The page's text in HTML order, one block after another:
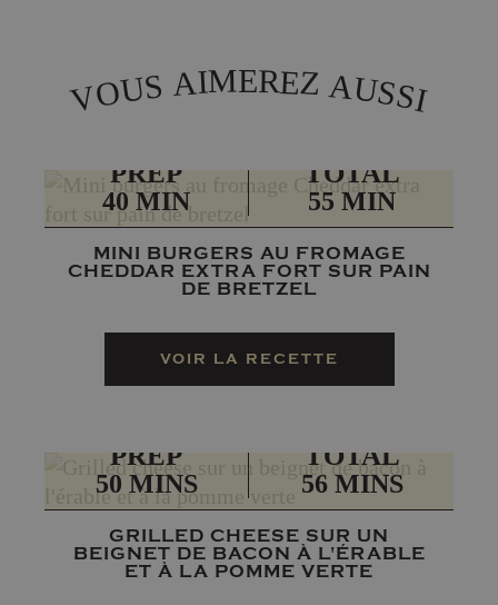
VOUS AIMEREZ AUSSI
PRÉP
40 MIN
TOTAL
55 MIN
MINI BURGERS AU FROMAGE
CHEDDAR EXTRA FORT SUR PAIN
DE BRETZEL
VOIR LA RECETTE
PRÉP
50 MINS
TOTAL
56 MINS
GRILLED CHEESE SUR UN
BEIGNET DE BACON À L'ÉRABLE
ET À LA POMME VERTE